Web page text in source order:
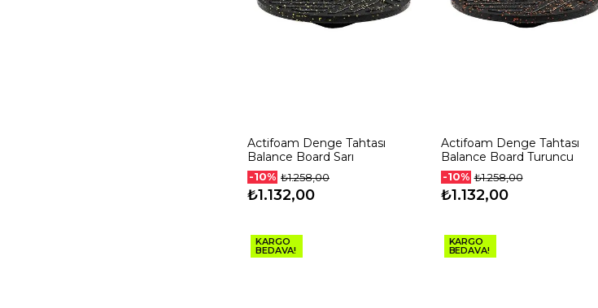
Actifoam Denge Tahtası
Balance Board Sarı
-10% ₺1.258,00
₺1.132,00
Actifoam Denge Tahtası
Balance Board Turuncu
-10% ₺1.258,00
₺1.132,00
KARGO
BEDAVA!
KARGO
BEDAVA!